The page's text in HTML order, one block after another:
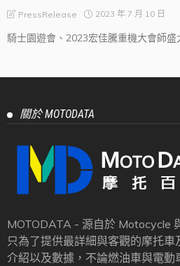
PressRelease 2023 年 7 月 10 日
騎士園遊會、2023宏佳騰重機大會師盛
關於 MOTODATA
MOTODATA - 源自於 Motocycle
只為了提供最詳細與客觀的摩托
介紹以及數據，不論燃油車與電動